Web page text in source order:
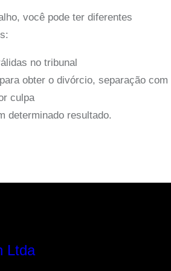
você pode ter diferentes
no tribunal
obter o divórcio, separação com
culpa
determinado resultado.
Ltda